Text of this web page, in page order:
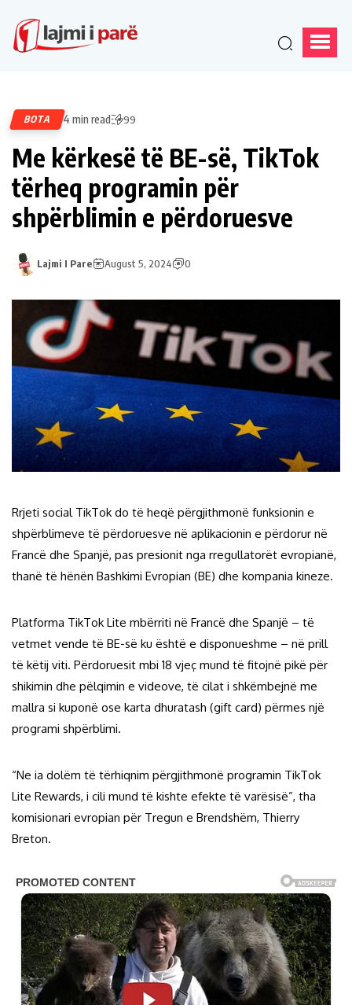
BOTA 4 min read 99
Me kërkesë të BE-së, TikTok
tërheq programin për
shpërblimin e përdoruesve
Lajmi I Pare August 5, 2024 0
Rrjeti social TikTok do të heqë përgjithmonë funksionin e
shpërblimeve të përdoruesve në aplikacionin e përdorur në
Francë dhe Spanjë, pas presionit nga rregullatorët evropianë,
thanë të hënën Bashkimi Evropian (BE) dhe kompania kineze.
Platforma TikTok Lite mbërriti në Francë dhe Spanjë – të
vetmet vende të BE-së ku është e disponueshme – në prill
të këtij viti. Përdoruesit mbi 18 vjeç mund të fitojnë pikë për
shikimin dhe pëlqimin e videove, të cilat i shkëmbejnë me
mallra si kuponë ose karta dhuratash (gift card) përmes një
programi shpërblimi.
“Ne ia dolëm të tërhiqnim përgjithmonë programin TikTok
Lite Rewards, i cili mund të kishte efekte të varësisë”, tha
komisionari evropian për Tregun e Brendshëm, Thierry
Breton.